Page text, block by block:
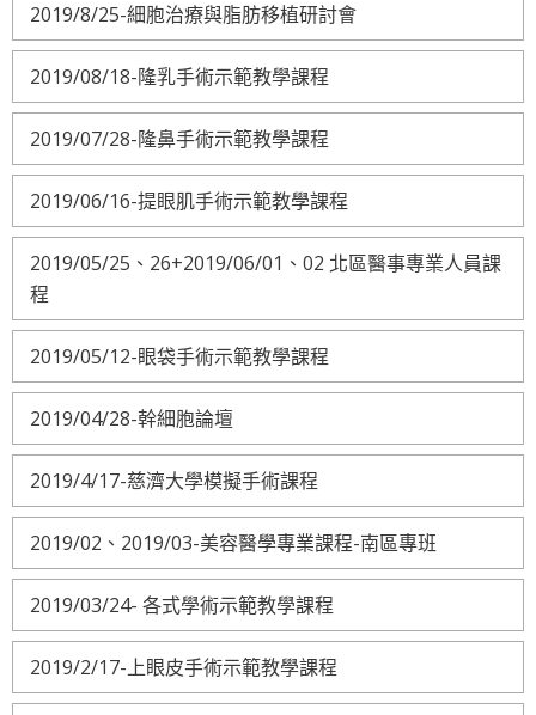
2019/8/25-細胞治療與脂肪移植研討會
2019/08/18-隆乳手術示範教學課程
2019/07/28-隆鼻手術示範教學課程
2019/06/16-提眼肌手術示範教學課程
2019/05/25、26+2019/06/01、02 北區醫事專業人員課
程
2019/05/12-眼袋手術示範教學課程
2019/04/28-幹細胞論壇
2019/4/17-慈濟大學模擬手術課程
2019/02、2019/03-美容醫學專業課程-南區專班
2019/03/24- 各式學術示範教學課程
2019/2/17-上眼皮手術示範教學課程